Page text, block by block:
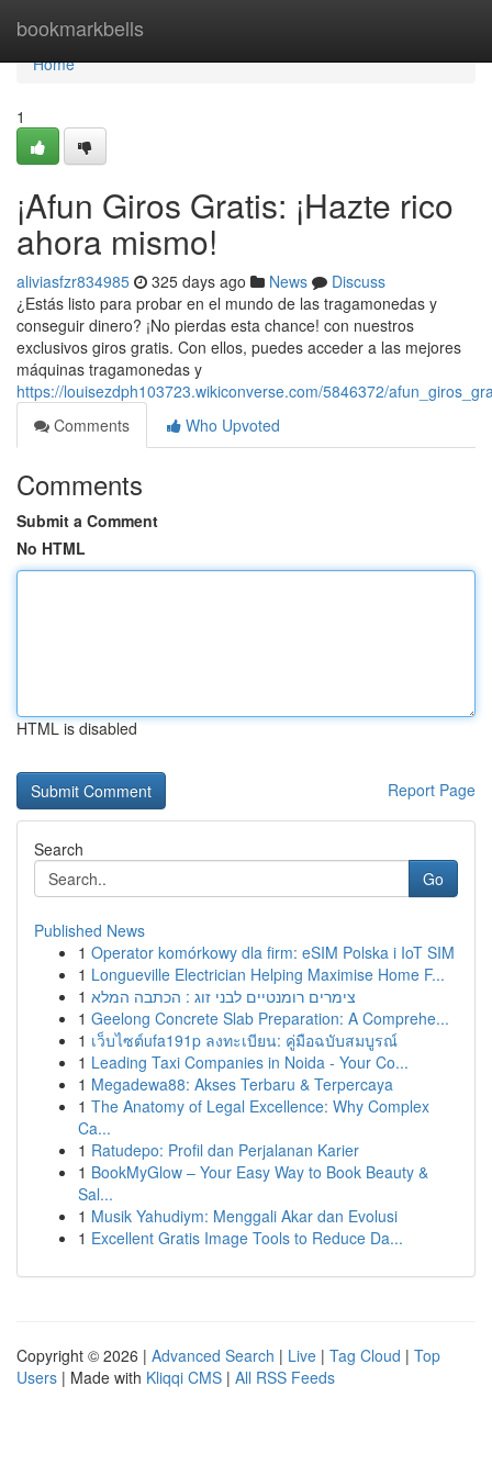
bookmarkbells
Home
Home
1
¡Afun Giros Gratis: ¡Hazte rico
ahora mismo!
aliviasfzr834985 325 days ago News
Discuss
¿Estás listo para probar en el mundo de las tragamonedas y
conseguir dinero? ¡No pierdas esta chance! con nuestros
exclusivos giros gratis. Con ellos, puedes acceder a las mejores
máquinas tragamonedas y
https://louisezdph103723.wikiconverse.com/5846372/
Comments
Who Upvoted
Comments
Submit a Comment
No HTML
HTML is disabled
Report Page
Search
Go
Published News
1 Operator komórkowy dla firm: eSIM Polska i IoT SIM
1 Longueville Electrician Helping Maximise Home F...
1 צימרים רומנטיים לבני זוג : הכתבה המלא
1 Geelong Concrete Slab Preparation: A Comprehe...
1 เว็บไซต์ufa191p ลงทะเบียน: คู่มือฉบับสมบูรณ์
1 Leading Taxi Companies in Noida - Your Co...
1 Megadewa88: Akses Terbaru & Terpercaya
1 The Anatomy of Legal Excellence: Why Complex
Ca...
1 Ratudepo: Profil dan Perjalanan Karier
1 BookMyGlow – Your Easy Way to Book Beauty &
Sal...
1 Musik Yahudiym: Menggali Akar dan Evolusi
1 Excellent Gratis Image Tools to Reduce Da...
Copyright © 2026 | Advanced Search | Live | Tag Cloud | Top
Users | Made with Kliqqi CMS | All RSS Feeds